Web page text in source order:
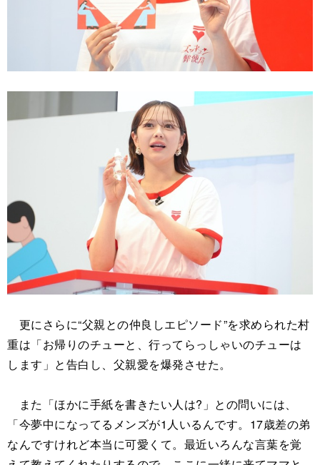
更にさらに“父親との仲良しエピソード”を求められた村
重は「お帰りのチューと、行ってらっしゃいのチューは
します」と告白し、父親愛を爆発させた。
また「ほかに手紙を書きたい人は?」との問いには、
「今夢中になってるメンズが1人いるんです。17歳差の弟
なんですけれど本当に可愛くて。最近いろんな言葉を覚